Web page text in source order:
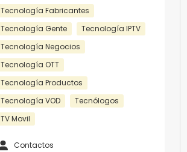
Tecnología Fabricantes
Tecnología Gente
Tecnología IPTV
Tecnología Negocios
Tecnología OTT
Tecnología Productos
Tecnología VOD
Tecnólogos
TV Movil
Contactos